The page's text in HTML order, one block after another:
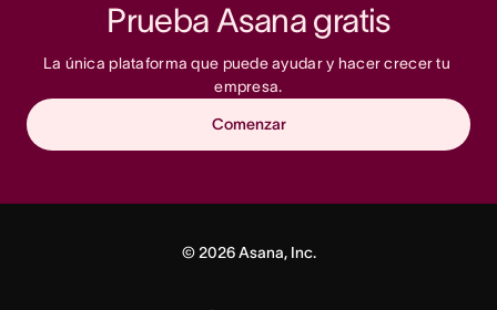
Prueba Asana gratis
La única plataforma que puede ayudar y hacer crecer tu
empresa.
Comenzar
© 2026Asana, Inc.